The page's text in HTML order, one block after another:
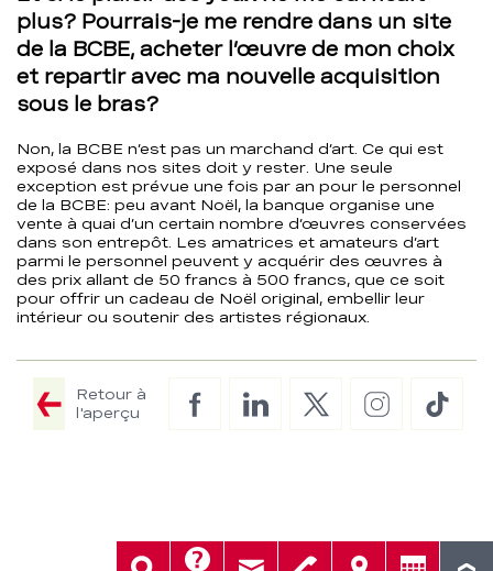
plus? Pourrais-je me rendre dans un site
de la BCBE, acheter l’œuvre de mon choix
et repartir avec ma nouvelle acquisition
sous le bras?
Non, la BCBE n’est pas un marchand d’art. Ce qui est
exposé dans nos sites doit y rester. Une seule
exception est prévue une fois par an pour le personnel
de la BCBE: peu avant Noël, la banque organise une
vente à quai d’un certain nombre d’œuvres conservées
dans son entrepôt. Les amatrices et amateurs d’art
parmi le personnel peuvent y acquérir des œuvres à
des prix allant de 50 francs à 500 francs, que ce soit
pour offrir un cadeau de Noël original, embellir leur
intérieur ou soutenir des artistes régionaux.
Retour à
l'aperçu
FacebookLinkedInTwitterInstagram